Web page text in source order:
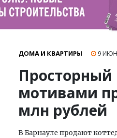
ДОМА И КВАРТИРЫ 9
Просторный
мотивами
млн рублей
В Барнауле продают